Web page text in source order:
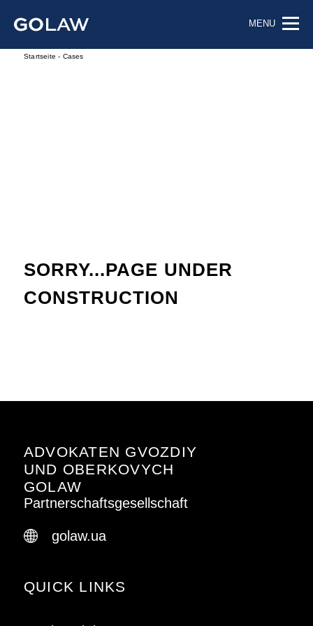
MENU
Startseite - Cases
SORRY...PAGE UNDER
CONSTRUCTION
ADVOKATEN GVOZDIY
UND OBERKOVYCH
GOLAW
Partnerschaftsgesellschaft
golaw.ua
QUICK LINKS